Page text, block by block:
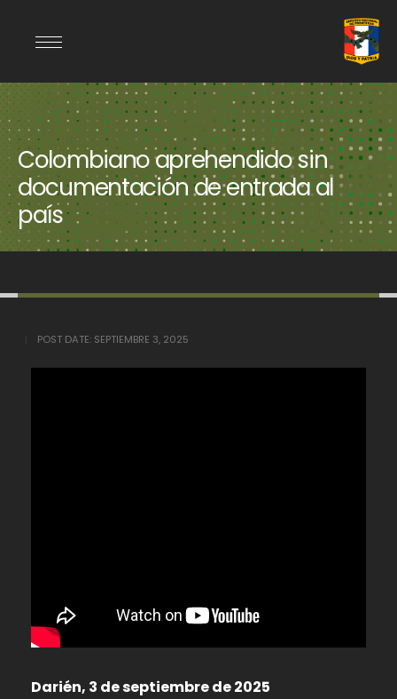
Colombiano aprehendido sin
documentación de entrada al
país
POST DATE: SEPTIEMBRE 3, 2025
Darién, 3 de septiembre de 2025